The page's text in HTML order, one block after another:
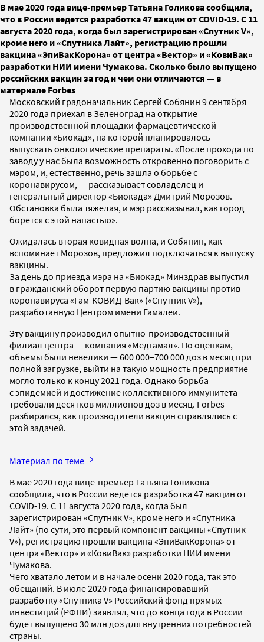
В мае 2020 года вице-премьер Татьяна Голикова сообщила,
что в России ведется разработка 47 вакцин от COVID-19. С 11
августа 2020 года, когда был зарегистрирован «Спутник V»,
кроме него и «Спутника Лайт», регистрацию прошли
вакцина «ЭпиВакКорона» от центра «Вектор» и «КовиВак»
разработки НИИ имени Чумакова. Сколько было выпущено
российских вакцин за год и чем они отличаются — в
материале Forbes
Московский градоначальник Сергей Собянин 9 сентября
2020 года приехал в Зеленоград на открытие
производственной площадки фармацевтической
компании «Биокад», на которой планировалось
выпускать онкологические препараты. «После прохода по
заводу у нас была возможность откровенно поговорить с
мэром, и, естественно, речь зашла о борьбе с
коронавирусом, — рассказывает совладелец и
генеральный директор «Биокада» Дмитрий Морозов. —
Обстановка была тяжелая, и мэр рассказывал, как город
борется с этой напастью».
Ожидалась вторая ковидная волна, и Собянин, как
вспоминает Морозов, предложил подключаться к выпуску
вакцины.
За день до приезда мэра на «Биокад» Минздрав выпустил
в гражданский оборот первую партию вакцины против
коронавируса «Гам-КОВИД-Вак» («Спутник V»),
разработанную Центром имени Гамалеи.
Эту вакцину производил опытно-­производственный
филиал центра — компания «Медгамал». По оценкам,
объемы были невелики — 600 000–700 000 доз в месяц при
полной загрузке, выйти на такую мощность предприятие
могло только к концу 2021 года. Однако борьба
с эпидемией и достижение коллективного иммунитета
требовали десятков миллионов доз в месяц. Forbes
разбирался, как производители вакцин справлялись с
этой задачей.
Материал по теме
В мае 2020 года вице-премьер Татьяна Голикова
сообщила, что в России ведется разработка 47 вакцин от
COVID-19. С 11 августа 2020 года, когда был
зарегистрирован «Спутник V», кроме него и «Спутника
Лайт» (по сути, это первый компонент вакцины «Спутник
V»), регистрацию прошли вакцина «ЭпиВакКорона» от
центра «Вектор» и «КовиВак» разработки НИИ имени
Чумакова.
Чего хватало летом и в начале осени 2020 года, так это
обещаний. В июле 2020 года финансировавший
разработку «Спутника V» Российский фонд прямых
инвестиций (РФПИ) заявлял, что до конца года в России
будет выпущено 30 млн доз для внутренних потребностей
страны.